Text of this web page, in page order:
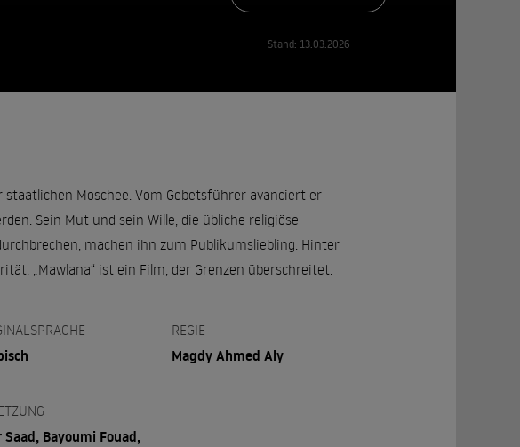
Stand: 13.03.2026
Moschee. Vom Gebetsführer avanciert er
Sein Mut und sein Wille, die übliche religiöse
machen ihn zum Publikumsliebling. Hinter
„Mawlana“ ist ein Film, der Grenzen überschreitet.
REGIE
Magdy Ahmed Aly
Bayoumi Fouad,